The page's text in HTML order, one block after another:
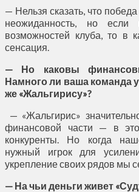
— Нельзя сказать, что
неожиданность, но если
возможностей клуба, то в
сенсация.
— Но каковы
Намного ли ваша команда
же «Жальгирису»?
— «Жальгирис»
финансовой части — в
конкуренты. Но когда
нужный игрок для
укрепление своих рядов мы
— На чьи деньги живет